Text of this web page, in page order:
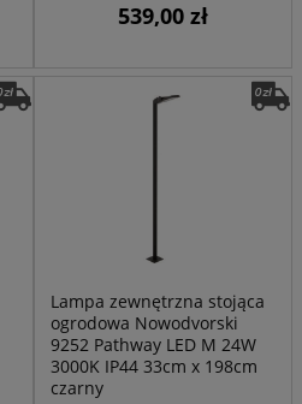
539,00 zł
Lampa zewnętrzna stojąca
ogrodowa Nowodvorski
9252 Pathway LED M 24W
3000K IP44 33cm x 198cm
czarny